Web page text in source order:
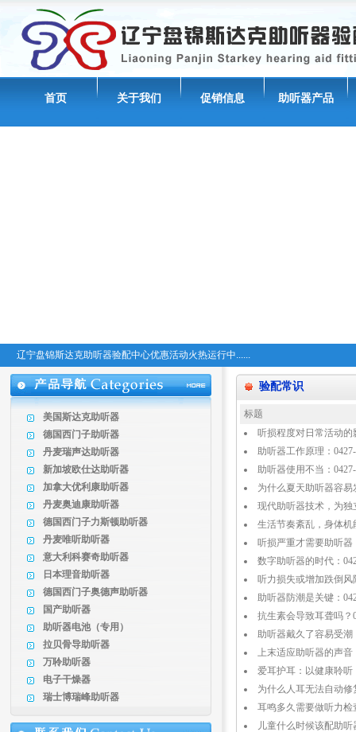
首页 关于我们 促销信息 助听器产品
辽宁盘锦斯达克助听器验配中心优惠活动火热运行中......
美国斯达克助听器
德国西门子助听器
丹麦瑞声达助听器
新加坡欧仕达助听器
加拿大优利康助听器
丹麦奥迪康助听器
德国西门子力斯顿助听器
丹麦唯听助听器
意大利科赛奇助听器
日本理音助听器
德国西门子奥德声助听器
国产助听器
助听器电池（专用）
拉贝骨导助听器
万聆助听器
电子干燥器
瑞士博瑞峰助听器
验配常识
标题
听损程度对日常活动的
助听器工作原理：
助听器使用不当：
为什么夏天助听器容易
现代助听器技术，为独
生活节奏紊乱，身体机
听损严重才需要助听器
数字助听器的时代：
听力损失或增加跌倒风
助听器防潮是关键：
抗生素会导致耳聋吗？
助听器戴久了容易受潮
上末适应助听器的声音
爱耳护耳：以健康聆听
为什么人耳无法自动修
耳鸣多久需要做听力检
儿童什么时候该配助听